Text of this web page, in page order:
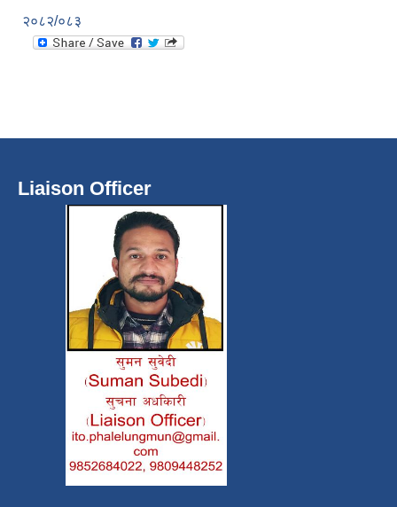
२०८२/०८३
Liaison Officer